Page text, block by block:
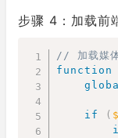
步骤 4：加载前
// 加载媒
function
if (